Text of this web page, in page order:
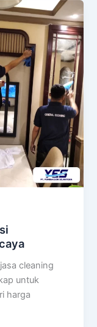
cleaning
untuk
harga